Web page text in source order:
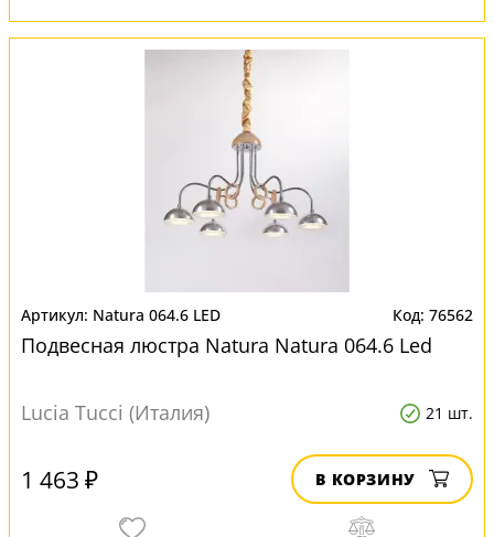
Natura 064.6 LED 76562
Подвесная люстра Natura Natura 064.6 Led
Lucia Tucci (Италия) 21 шт.
1 463 ₽ В КОРЗИНУ